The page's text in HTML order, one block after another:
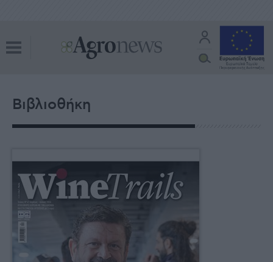
Βιβλιοθήκη